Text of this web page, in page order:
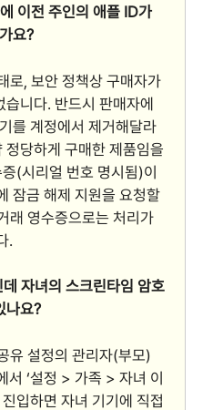
이전 주인의 애플 ID가
요?
로, 보안 정책상 구매자가
습니다. 반드시 판매자에
를 계정에서 제거해달라
당하게 구매한 제품임을
(시리얼 번호 명시됨)이
잠금 해제 지원을 요청할
래 영수증으로는 처리가
.
자녀의 스크린타임 암호
나요?
유 설정의 관리자(부모)
서 ‘설정 > 가족 > 자녀 이
입하면 자녀 기기에 직접